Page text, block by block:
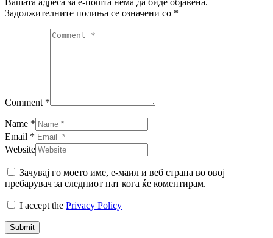
Задолжителните полиња се означени со *
Comment *
Name *
Email *
Website
Зачувај го моето име, е-маил и веб страна во овој
пребарувач за следниот пат кога ќе коментирам.
I accept the Privacy Policy
Submit